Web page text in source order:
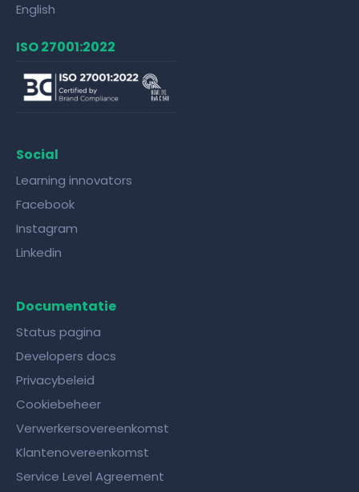
English
ISO 27001:2022
Social
Learning innovators
Facebook
Instagram
Linkedin
Documentatie
Status pagina
Developers docs
Privacybeleid
Cookiebeheer
Verwerkersovereenkomst
Klantenovereenkomst
Service Level Agreement